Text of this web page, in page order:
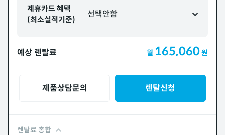
제휴카드 혜택
(최소실적기준)
선택안함
예상 렌탈료 월 165,060원
제품상담문의 렌탈신청
렌탈료 총합